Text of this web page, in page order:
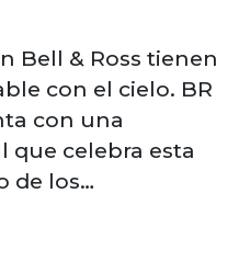
Bell & Ross tienen
con el cielo. BR
con una
que celebra esta
de los…